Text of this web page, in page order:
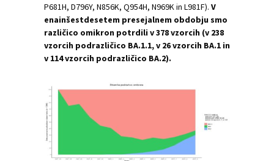
P681H, D796Y, N856K, Q954H, N969K in L981F). V
enainšestdesetem presejalnem obdobju smo
različico omikron potrdili v 378 vzorcih (v 238
vzorcih podrazličico BA.1.1, v 26 vzorcih BA.1 in
v 114 vzorcih podrazličico BA.2).